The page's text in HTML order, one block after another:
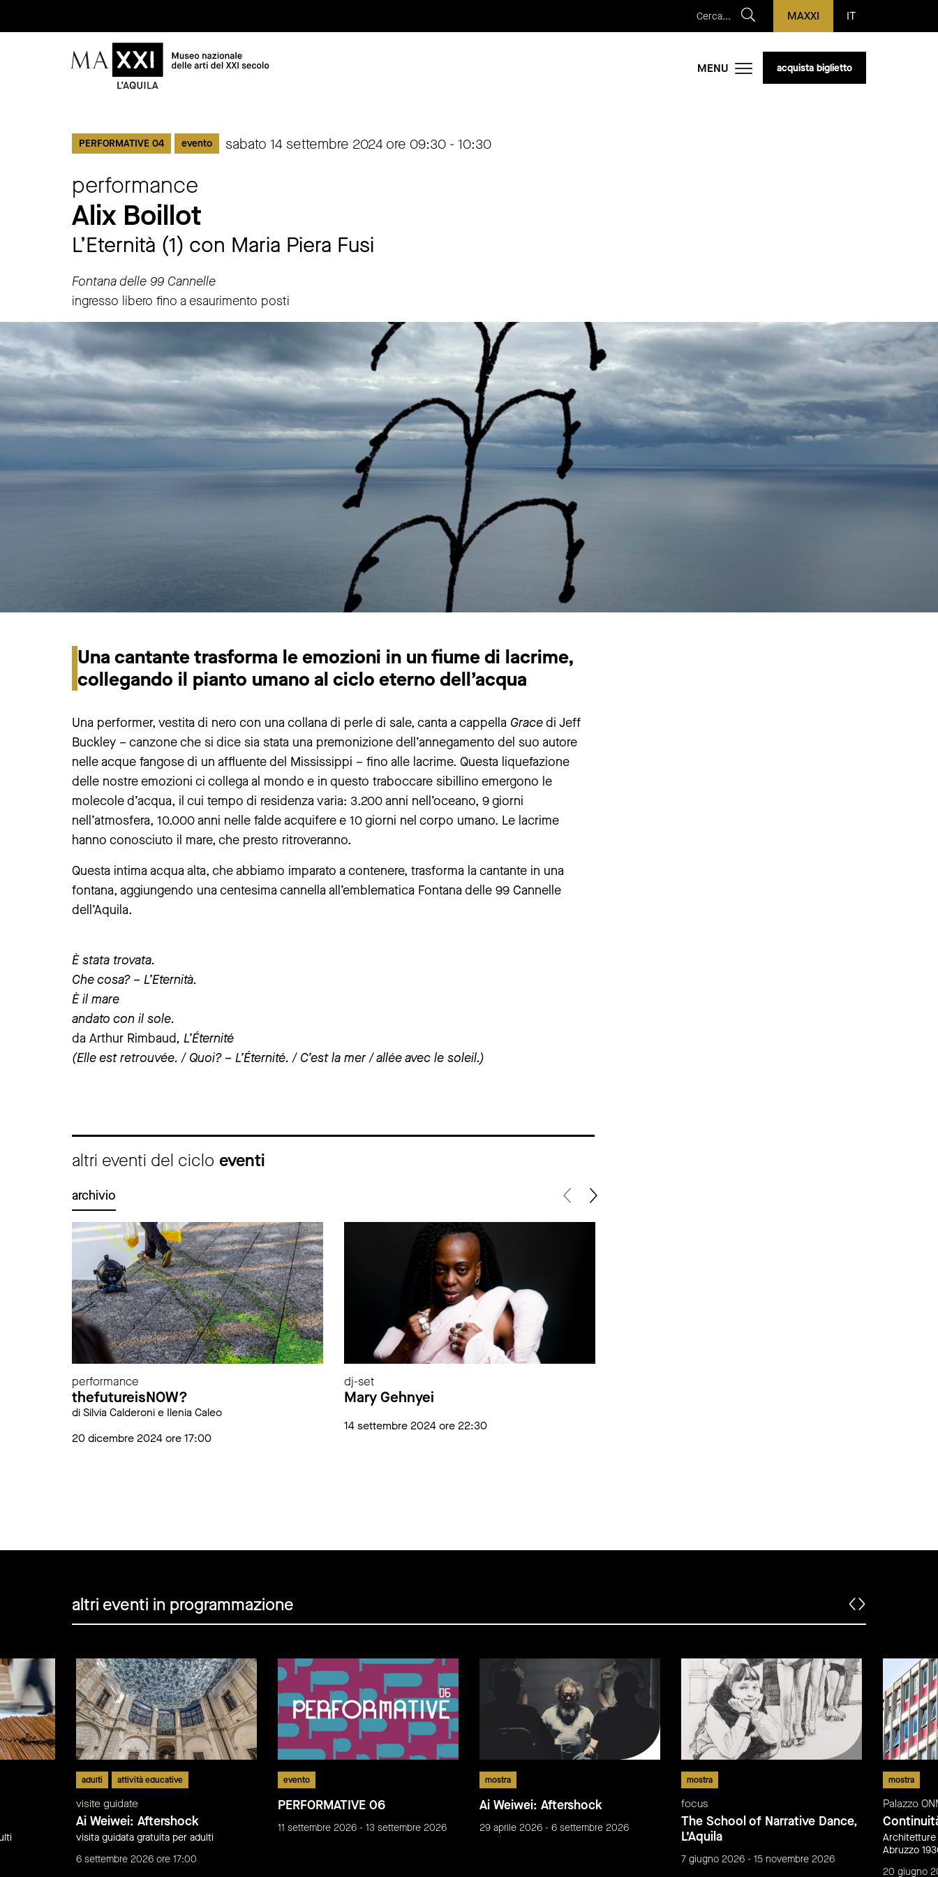
MAXXI (nuova finestra)
IT
Cerca:
MENU acquista biglietto
PERFORMATIVE 04 evento sabato 14 settembre 2024 ore 09:30 - 10:30
performance
Alix Boillot
L’Eternità (1) con Maria Piera Fusi
Fontana delle 99 Cannelle
ingresso libero fino a esaurimento posti
Una cantante trasforma le emozioni in un fiume di lacrime,
collegando il pianto umano al ciclo eterno dell’acqua
Una performer, vestita di nero con una collana di perle di sale, canta a cappella Gracedi Jeff
Buckley – canzone che si dice sia stata una premonizione dell’annegamento del suo autore
nelle acque fangose di un affluente del Mississippi – fino alle lacrime. Questa liquefazione
delle nostre emozioni ci collega al mondo e in questo traboccare sibillino emergono le
molecole d’acqua, il cui tempo di residenza varia: 3.200 anni nell’oceano, 9 giorni
nell’atmosfera, 10.000 anni nelle falde acquifere e 10 giorni nel corpo umano. Le lacrime
hanno conosciuto il mare, che presto ritroveranno.
Questa intima acqua alta, che abbiamo imparato a contenere, trasforma la cantante in una
fontana, aggiungendo una centesima cannella all’emblematica Fontana delle 99 Cannelle
dell’Aquila.
È stata trovata.
Che cosa? – L’Eternità.
È il mare
andato con il sole.
da Arthur Rimbaud, L’Éternité
(Elle est retrouvée. / Quoi? – L’Éternité. / C’est la mer / allée avec le soleil.)
altri eventi del ciclo eventi
archivio
performance
thefutureisNOW?
di Silvia Calderoni e Ilenia Caleo
20 dicembre 2024 ore 17:00
dj-set
Mary Gehnyei
14 settembre 2024 ore 22:30
altri eventi in programmazione
adulti attività educative
visite guidate
Ai Weiwei: Aftershock
visita guidata gratuita per adulti
6 settembre 2026 ore 17:00
evento
PERFORMATIVE 06
11 settembre 2026 - 13 settembre 2026
mostra
Ai Weiwei: Aftershock
29 aprile 2026 - 6 settembre 2026
mostra
focus
The School of Narrative Dance,
L’Aquila
7 giugno 2026 - 15 novembre 2026
mostra
Palazzo
Architetture
Abruzzo
20 giugno